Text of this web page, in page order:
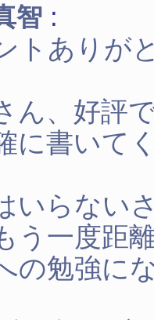
智 :
トありが
ん、好評
に書いて
いらない
う一度距
の勉強に